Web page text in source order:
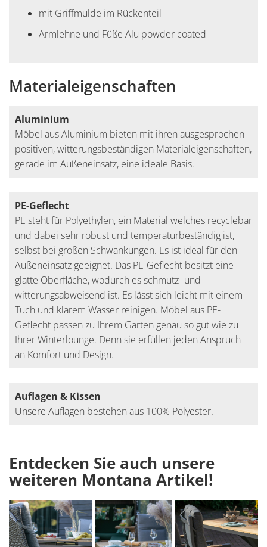
mit Griffmulde im Rückenteil
Armlehne und Füße Alu powder coated
Materialeigenschaften
Aluminium
Möbel aus Aluminium bieten mit ihren ausgesprochen
positiven, witterungsbeständigen Materialeigenschaften,
gerade im Außeneinsatz, eine ideale Basis.
PE-Geflecht
PE steht für Polyethylen, ein Material welches recyclebar
und dabei sehr robust und temperaturbeständig ist,
selbst bei großen Schwankungen. Es ist ideal für den
Außeneinsatz geeignet. Das PE-Geflecht besitzt eine
glatte Oberfläche, wodurch es schmutz- und
witterungsabweisend ist. Es lässt sich leicht mit einem
Tuch und klarem Wasser reinigen. Möbel aus PE-
Geflecht passen zu Ihrem Garten genau so gut wie zu
Ihrer Winterlounge. Denn sie erfüllen jeden Anspruch
an Komfort und Design.
Auflagen & Kissen
Unsere Auflagen bestehen aus 100% Polyester.
Entdecken Sie auch unsere
weiteren Montana Artikel!